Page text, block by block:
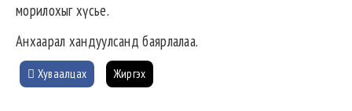
морилохыг хүсье.
Анхаарал хандуулсанд баярлалаа.
Хуваалцах Жиргэх